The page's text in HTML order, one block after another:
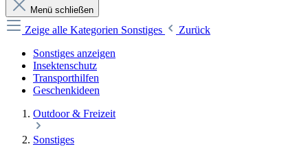
Menü schließen
Zeige alle Kategorien Sonstiges
Zurück
Sonstiges anzeigen
Insektenschutz
Transporthilfen
Geschenkideen
Outdoor & Freizeit
Sonstiges